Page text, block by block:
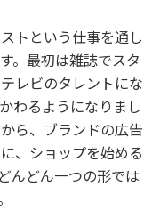
トという仕事を通し
。最初は雑誌でスタ
レビのタレントにな
わるようになりまし
ら、ブランドの広告
、ショップを始める
んどん一つの形では